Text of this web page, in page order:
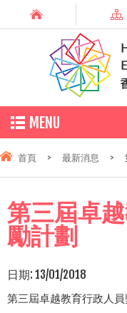
MENU
首頁 > 最新消息 >
第三屆卓
勵計劃
日期: 13/01/2018
第三屆卓越教育行政人